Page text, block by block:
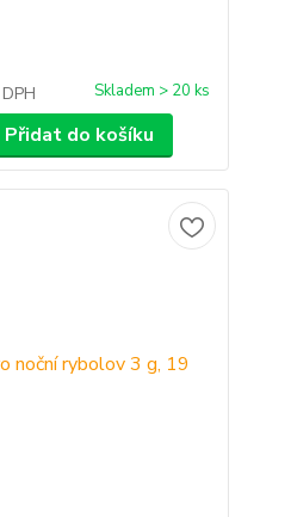
Skladem > 20 ks
Přidat do košíku